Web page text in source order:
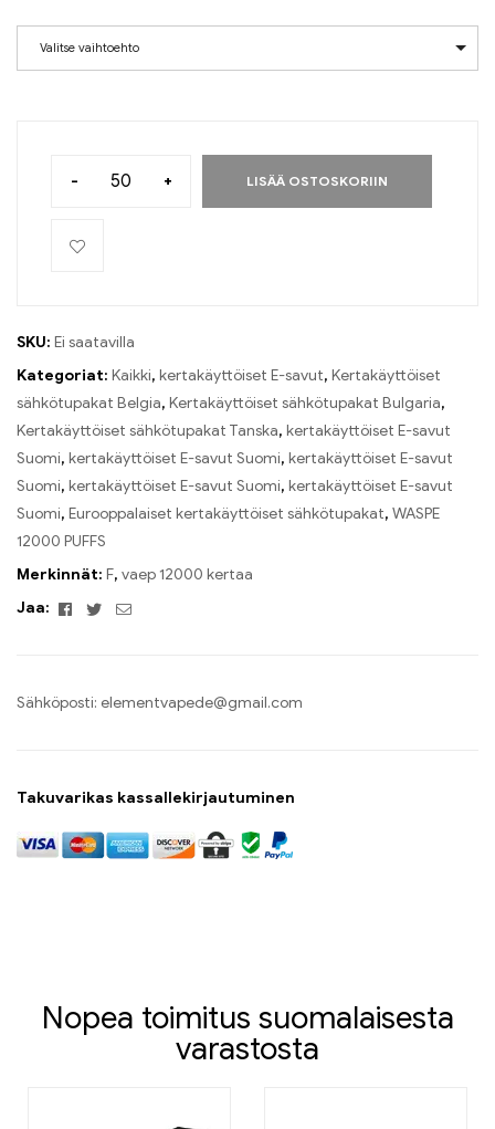
Valitse vaihtoehto
- + LISÄÄ OSTOSKORIIN
SKU: Ei saatavilla
Kategoriat: Kaikki, kertakäyttöiset E-savut, Kertakäyttöiset
sähkötupakat Belgia, Kertakäyttöiset sähkötupakat Bulgaria,
Kertakäyttöiset sähkötupakat Tanska, kertakäyttöiset E-savut
Suomi, kertakäyttöiset E-savut Suomi, kertakäyttöiset E-savut
Suomi, kertakäyttöiset E-savut Suomi, kertakäyttöiset E-savut
Suomi, Eurooppalaiset kertakäyttöiset sähkötupakat, WASPE
12000 PUFFS
Merkinnät: F, vaep 12000 kertaa
Jaa:
Facebook
TwitterSähköposti
Sähköposti: elementvapede@gmail.com
Takuvarikas kassallekirjautuminen
Nopea toimitus suomalaisesta
varastosta